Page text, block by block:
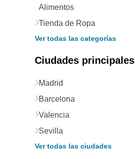
Alimentos
Tienda de Ropa
Ver todas las categorías
Ciudades principales
Madrid
Barcelona
Valencia
Sevilla
Ver todas las ciudades